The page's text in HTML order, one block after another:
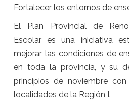
Fortalecer los entornos de
El Plan Provincial de
Escolar es una iniciativa
mejorar las condiciones de
en toda la provincia, y su
principios de noviembre
localidades de la Región I.